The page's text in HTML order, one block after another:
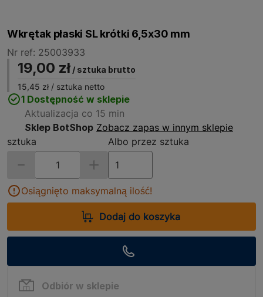
Wkrętak płaski SL krótki 6,5x30 mm
Nr ref: 25003933
19,00 zł / sztuka brutto
15,45 zł / sztuka netto
1 Dostępność w sklepie
Aktualizacja co 15 min
Sklep BotShop Zobacz zapas w innym sklepie
sztuka
Albo przez sztuka
Osiągnięto maksymalną ilość!
Dodaj do koszyka
Odbiór w sklepie